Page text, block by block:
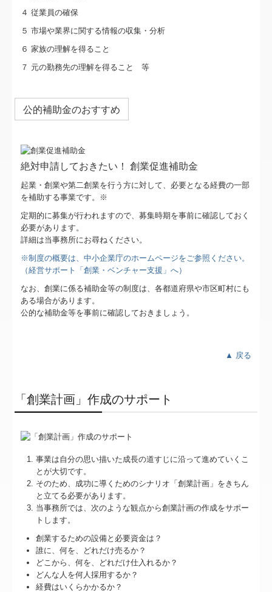
社会福祉法人会計Q&A
リンク集
セミナー20171110
４ 従業員の確保
５ 市場や業界に関する情報の収集・分析
６ 家族の理解を得ること
７ 元の勤務先の理解を得ること 等
公的補助金のおすすめ
絶対申請しておきたい！ 創業促進補助金
起業・創業や第二創業を行う方に対して、必要となる経費の一部
を補助する事業です。※
定期的に募集が行われますので、募集時期を事前に確認しておく
必要があります。
詳細は当事務所にお尋ねください。
※制度の概要は、中小企業庁のホームページをご参照ください。
（経営サポート「創業・ベンチャー支援」へ）
なお、創業に係る補助金等の制度は、各都道府県や市区町村にも
ある場合があります。
公的な補助金等を事前に確認しておきましょう。
▲ 戻る
「創業計画」作成のサポート
事業は自分の思い描いた成長の道すじに沿って進めていくこ
とが大切です。
そのため、成功に導くためのシナリオ「創業計画」をきちん
と立てる必要があります。
当事務所では、次のような観点から創業計画の作成をサポー
トします。
創業するための設備と必要資金は？
誰に、何を、どれだけ売るか？
どこから、何を、どれだけ仕入れるか？
どんな人を何人採用するか？
経費はいくらかかるか？